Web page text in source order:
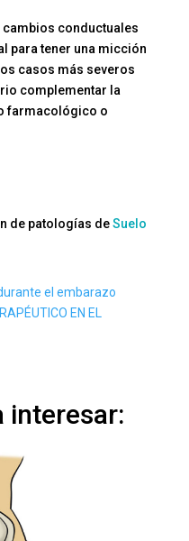
cambios conductuales
para tener una micción
casos más severos
complementar la
farmacológico o
de patologías deSuelo
el embarazo
EN EL
interesar: